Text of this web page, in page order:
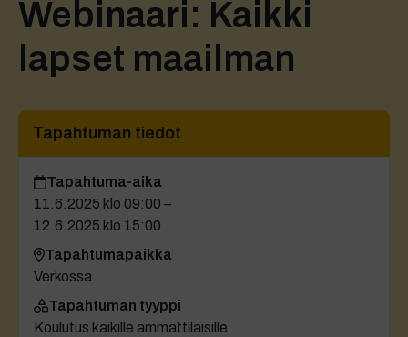
Webinaari: Kaikki
lapset maailman
Tapahtuman tiedot
Tapahtuma-aika
11.6.2025 klo 09:00 –
12.6.2025 klo 15:00
Tapahtumapaikka
Verkossa
Tapahtuman tyyppi
Koulutus kaikille ammattilaisille